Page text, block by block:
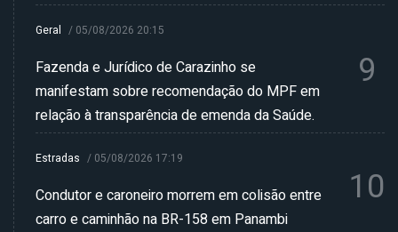
Geral / 05/08/2026 20:15
Fazenda e Jurídico de Carazinho se
manifestam sobre recomendação do MPF em
relação à transparência de emenda da Saúde.
9
Estradas / 05/08/2026 17:19
Condutor e caroneiro morrem em colisão entre
carro e caminhão na BR-158 em Panambi
10